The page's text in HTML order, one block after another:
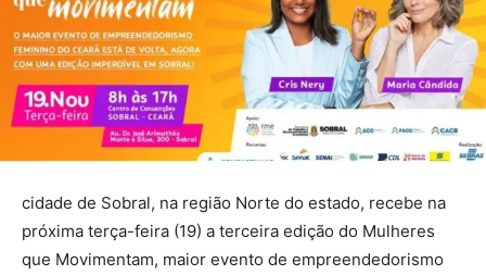
cidade de Sobral, na região Norte do estado, recebe na
próxima terça-feira (19) a terceira edição do Mulheres
que Movimentam, maior evento de empreendedorismo